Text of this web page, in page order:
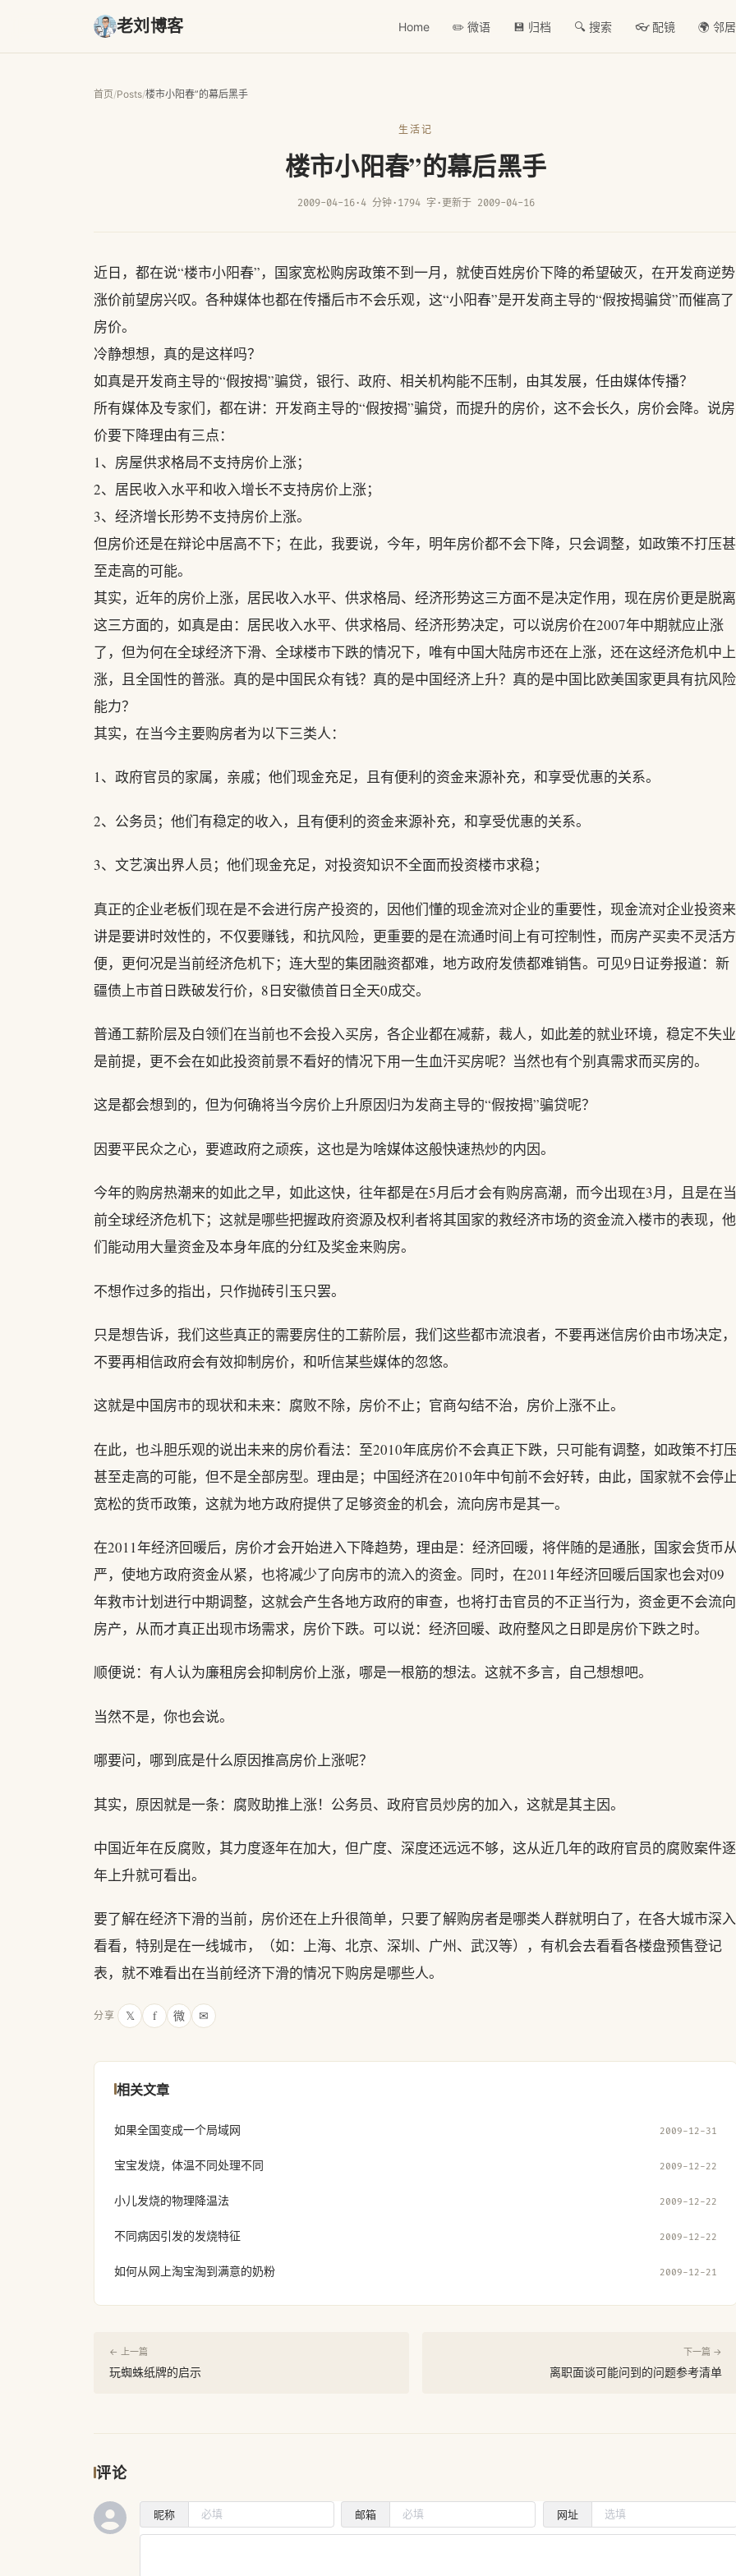
老刘博客 Home ✏️ 微语 💾 归档 🔍 搜索 👓 配镜 🌍 邻居
首页/Posts/楼市小阳春”的幕后黑手
生活记
楼市小阳春”的幕后黑手
2009-04-16· 4 分钟· 1794 字 · 更新于 2009-04-16
近日，都在说“楼市小阳春”，国家宽松购房政策不到一月，就使百姓房价下降的希望破灭，在开发商逆势
涨价前望房兴叹。各种媒体也都在传播后市不会乐观，这“小阳春”是开发商主导的“假按揭骗贷”而催高了
房价。
冷静想想，真的是这样吗？
如真是开发商主导的“假按揭”骗贷，银行、政府、相关机构能不压制，由其发展，任由媒体传播？
所有媒体及专家们，都在讲：开发商主导的“假按揭”骗贷，而提升的房价，这不会长久，房价会降。说房
价要下降理由有三点：
1、房屋供求格局不支持房价上涨；
2、居民收入水平和收入增长不支持房价上涨；
3、经济增长形势不支持房价上涨。
但房价还是在辩论中居高不下；在此，我要说，今年，明年房价都不会下降，只会调整，如政策不打压甚
至走高的可能。
其实，近年的房价上涨，居民收入水平、供求格局、经济形势这三方面不是决定作用，现在房价更是脱离
这三方面的，如真是由：居民收入水平、供求格局、经济形势决定，可以说房价在2007年中期就应止涨
了，但为何在全球经济下滑、全球楼市下跌的情况下，唯有中国大陆房市还在上涨，还在这经济危机中上
涨，且全国性的普涨。真的是中国民众有钱？真的是中国经济上升？真的是中国比欧美国家更具有抗风险
能力？
其实，在当今主要购房者为以下三类人：
1、政府官员的家属，亲戚；他们现金充足，且有便利的资金来源补充，和享受优惠的关系。
2、公务员；他们有稳定的收入，且有便利的资金来源补充，和享受优惠的关系。
3、文艺演出界人员；他们现金充足，对投资知识不全面而投资楼市求稳；
真正的企业老板们现在是不会进行房产投资的，因他们懂的现金流对企业的重要性，现金流对企业投资来
讲是要讲时效性的，不仅要赚钱，和抗风险，更重要的是在流通时间上有可控制性，而房产买卖不灵活方
便，更何况是当前经济危机下；连大型的集团融资都难，地方政府发债都难销售。可见9日证劵报道：新
疆债上市首日跌破发行价，8日安徽债首日全天0成交。
普通工薪阶层及白领们在当前也不会投入买房，各企业都在减薪，裁人，如此差的就业环境，稳定不失业
是前提，更不会在如此投资前景不看好的情况下用一生血汗买房呢？当然也有个别真需求而买房的。
这是都会想到的，但为何确将当今房价上升原因归为发商主导的“假按揭”骗贷呢？
因要平民众之心，要遮政府之顽疾，这也是为啥媒体这般快速热炒的内因。
今年的购房热潮来的如此之早，如此这快，往年都是在5月后才会有购房高潮，而今出现在3月，且是在当
前全球经济危机下；这就是哪些把握政府资源及权利者将其国家的救经济市场的资金流入楼市的表现，他
们能动用大量资金及本身年底的分红及奖金来购房。
不想作过多的指出，只作抛砖引玉只罢。
只是想告诉，我们这些真正的需要房住的工薪阶层，我们这些都市流浪者，不要再迷信房价由市场决定，
不要再相信政府会有效抑制房价，和听信某些媒体的忽悠。
这就是中国房市的现状和未来：腐败不除，房价不止；官商勾结不治，房价上涨不止。
在此，也斗胆乐观的说出未来的房价看法：至2010年底房价不会真正下跌，只可能有调整，如政策不打
甚至走高的可能，但不是全部房型。理由是；中国经济在2010年中旬前不会好转，由此，国家就不会停
宽松的货币政策，这就为地方政府提供了足够资金的机会，流向房市是其一。
在2011年经济回暖后，房价才会开始进入下降趋势，理由是：经济回暖，将伴随的是通胀，国家会货币
严，使地方政府资金从紧，也将减少了向房市的流入的资金。同时，在2011年经济回暖后国家也会对09
年救市计划进行中期调整，这就会产生各地方政府的审查，也将打击官员的不正当行为，资金更不会流向
房产，从而才真正出现市场需求，房价下跌。可以说：经济回暖、政府整风之日即是房价下跌之时。
顺便说：有人认为廉租房会抑制房价上涨，哪是一根筋的想法。这就不多言，自己想想吧。
当然不是，你也会说。
哪要问，哪到底是什么原因推高房价上涨呢？
其实，原因就是一条：腐败助推上涨！公务员、政府官员炒房的加入，这就是其主因。
中国近年在反腐败，其力度逐年在加大，但广度、深度还远远不够，这从近几年的政府官员的腐败案件逐
年上升就可看出。
要了解在经济下滑的当前，房价还在上升很简单，只要了解购房者是哪类人群就明白了，在各大城市深入
看看，特别是在一线城市，（如：上海、北京、深圳、广州、武汉等），有机会去看看各楼盘预售登记
表，就不难看出在当前经济下滑的情况下购房是哪些人。
分享 𝕏 f 微 ✉
相关文章
如果全国变成一个局域网 2009-12-31
宝宝发烧，体温不同处理不同 2009-12-22
小儿发烧的物理降温法 2009-12-22
不同病因引发的发烧特征 2009-12-22
如何从网上淘宝淘到满意的奶粉 2009-12-21
← 上一篇
玩蜘蛛纸牌的启示
下一篇 →
离职面谈可能问到的问题参考清单
评论
昵称 邮箱 网址